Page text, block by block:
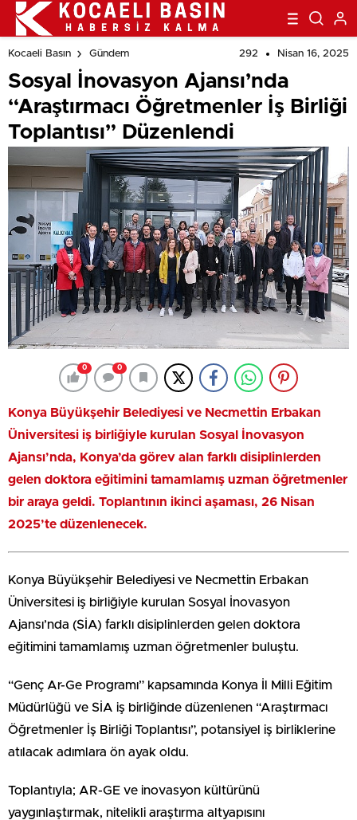
Kocaeli Basın Gündem 292 Nisan 16, 2025
Sosyal İnovasyon Ajansı’nda
“Araştırmacı Öğretmenler İş Birliği
Toplantısı” Düzenlendi
0 0
Konya Büyükşehir Belediyesi ve Necmettin Erbakan
Üniversitesi iş birliğiyle kurulan Sosyal İnovasyon
Ajansı’nda, Konya’da görev alan farklı disiplinlerden
gelen doktora eğitimini tamamlamış uzman öğretmenler
bir araya geldi. Toplantının ikinci aşaması, 26 Nisan
2025’te düzenlenecek.
Konya Büyükşehir Belediyesi ve Necmettin Erbakan
Üniversitesi iş birliğiyle kurulan Sosyal İnovasyon
Ajansı’nda (SİA) farklı disiplinlerden gelen doktora
eğitimini tamamlamış uzman öğretmenler buluştu.
“Genç Ar-Ge Programı” kapsamında Konya İl Milli Eğitim
Müdürlüğü ve SİA iş birliğinde düzenlenen “Araştırmacı
Öğretmenler İş Birliği Toplantısı”, potansiyel iş birliklerine
atılacak adımlara ön ayak oldu.
Toplantıyla; AR-GE ve inovasyon kültürünü
yaygınlaştırmak, nitelikli araştırma altyapısını